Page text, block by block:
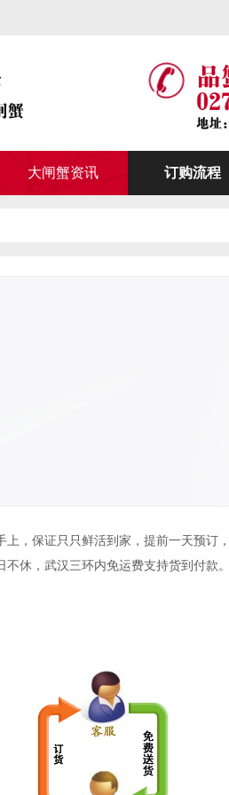
大闸蟹资讯 订购流程
，保证只只鲜活到家，提前一天预订
休，武汉三环内免运费支持货到付款。